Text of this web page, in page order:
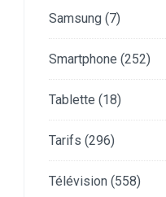
Samsung (7)
Smartphone (252)
Tablette (18)
Tarifs (296)
Télévision (558)